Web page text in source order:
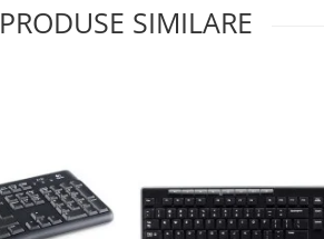
PRODUSE SIMILARE